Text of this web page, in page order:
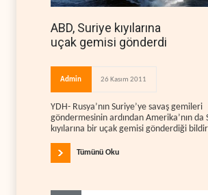
ABD, Suriye kıyılarına
uçak gemisi gönderdi
Admin 26 Kasım 2011
YDH- Rusya’nın Suriye’ye savaş gemileri
göndermesinin ardından Amerika’nın da
kıyılarına bir uçak gemisi gönderdiği
Tümünü Oku